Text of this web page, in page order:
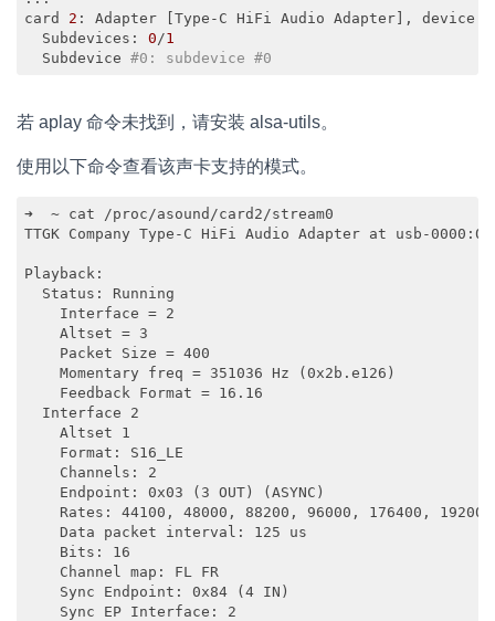
card 2 : Adapter [Type-C HiFi Audio Adapter], device
  Subdevices:
0 /1
  Subdevice
#0: subdevice #0
若 aplay 命令未找到，请安装 alsa-utils。
使用以下命令查看该声卡支持的模式。
➜  ~ cat /proc/asound/card2/stream0
TTGK Company Type-C HiFi Audio Adapter at usb-
Playback:
  Status: Running
    Interface = 2
    Altset = 3
    Packet Size = 400
    Momentary freq = 351036 Hz (0x2b.e126)
    Feedback Format = 16.16
  Interface 2
    Altset 1
    Format: S16_LE
    Channels: 2
    Endpoint: 0x03 (3 OUT) (ASYNC)
Rates: 44100, 48000, 88200, 96000, 176400,
    Data packet interval: 125 us
    Bits: 16
    Channel map: FL FR
    Sync Endpoint: 0x84 (4 IN)
    Sync EP Interface: 2